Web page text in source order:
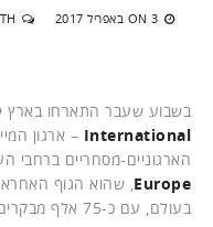
ON 3 באפריל 2017
בשבוע שעבר התארחו בארץ
International – ארגון
הארגוניים-מסחריים ברחבי
Europe, שהוא הגוף
בעולם, עם כ-75 אלף מבקרים בשנה האחרונה.